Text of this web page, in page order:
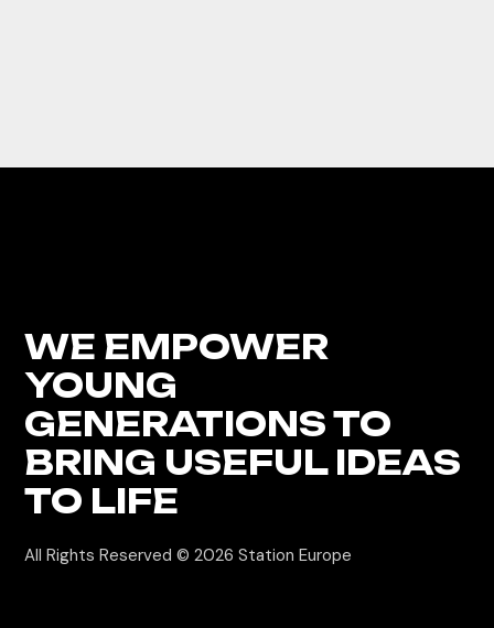
WE EMPOWER
YOUNG
GENERATIONSTO
BRING USEFUL IDEAS
TO LIFE
All Rights Reserved © 2026Station Europe